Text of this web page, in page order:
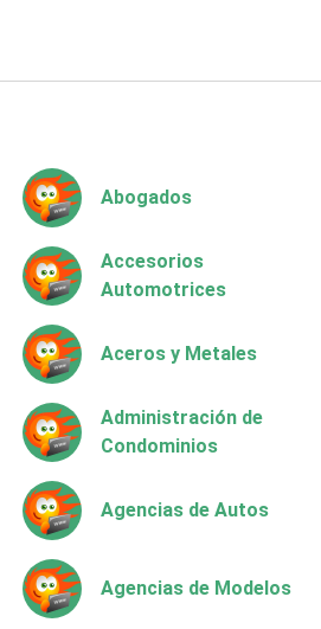
Abogados
Accesorios
Automotrices
Aceros y Metales
Administración de
Condominios
Agencias de Autos
Agencias de Modelos